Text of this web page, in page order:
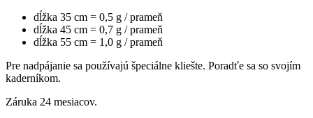
dĺžka 35 cm = 0,5 g / prameň
dĺžka 45 cm = 0,7 g / prameň
dĺžka 55 cm = 1,0 g / prameň
Pre nadpájanie sa používajú špeciálne kliešte. Poradťe sa so svojím
kaderníkom.
Záruka 24 mesiacov.